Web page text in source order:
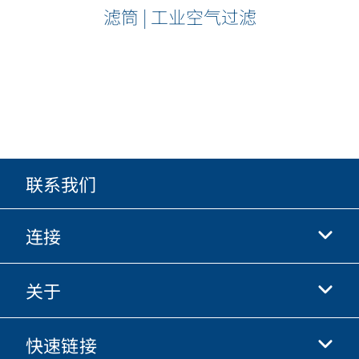
滤筒 | 工业空气过滤
联系我们
连接
抖音
快手
关于
关于我们
快速链接